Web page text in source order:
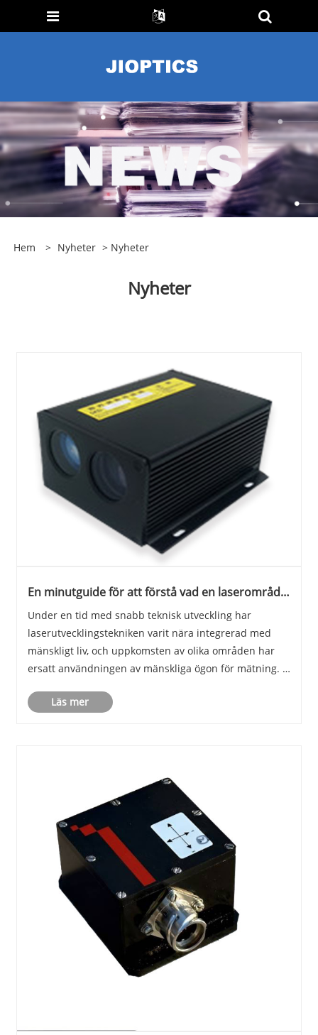
Hem > Nyheter > Nyheter
Nyheter
En minutguide för att förstå vad en laserområde
Under en tid med snabb teknisk utveckling har
laserutvecklingstekniken varit nära integrerad med
mänskligt liv, och uppkomsten av olika områden har
ersatt användningen av mänskliga ögon för mätning. I
specialmiljömätningen, har laserintervallfin......
Läs mer